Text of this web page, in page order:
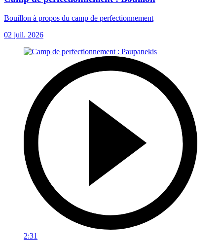
Bouillon à propos du camp de perfectionnement
02 juil. 2026
2:31